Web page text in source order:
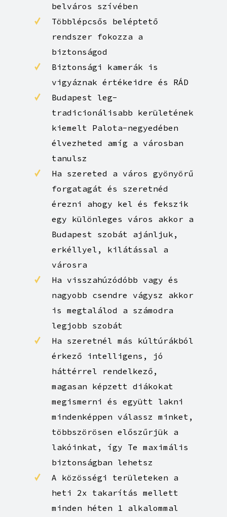
lakhatsz, de mégis a
belváros szívében
Többlépcsős beléptető
rendszer fokozza a
biztonságod
Biztonsági kamerák is
vigyáznak értékeidre és RÁD
Budapest leg-
tradicionálisabb kerületének
kiemelt Palota-negyedében
élvezheted amíg a városban
tanulsz
Ha szereted a város gyönyörű
forgatagát és szeretnéd
érezni ahogy kel és fekszik
egy különleges város akkor a
Budapest szobát ajánljuk,
erkéllyel, kilátással a
városra
Ha visszahúzódóbb vagy és
nagyobb csendre vágysz akkor
is megtalálod a számodra
legjobb szobát
Ha szeretnél más kúltúrákból
érkező intelligens, jó
háttérrel rendelkező,
magasan képzett diákokat
megismerni és együtt lakni
mindenképpen válassz minket,
többszörösen előszűrjük a
lakóinkat, így Te maximális
biztonságban lehetsz
A közösségi területeken a
heti 2x takarítás mellett